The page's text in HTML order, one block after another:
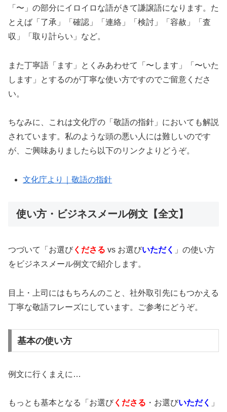
「〜」の部分にイロイロな語がきて謙譲語になります。た
とえば「了承」「確認」「連絡」「検討」「容赦」「査
収」「取り計らい」など。
また丁寧語「ます」とくみあわせて「〜します」「〜いた
します」とするのが丁寧な使い方ですのでご留意くださ
い。
ちなみに、これは文化庁の「敬語の指針」においても解説
されています。私のような頭の悪い人には難しいのです
が、ご興味ありましたら以下のリンクよりどうぞ。
文化庁より｜敬語の指針
使い方・ビジネスメール例文【全文】
つづいて「お選び くださる vs お選びいただく
」の使い方
をビジネスメール例文で紹介します。
目上・上司にはもちろんのこと、社外取引先にもつかえる
丁寧な敬語フレーズにしています。ご参考にどうぞ。
基本の使い方
例文に行くまえに…
もっとも基本となる「お選び くださる ・お選びいただく
」